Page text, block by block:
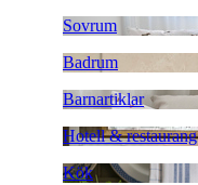
Sovrum
Badrum
Barnartiklar
Hotell & restaurang
Kök